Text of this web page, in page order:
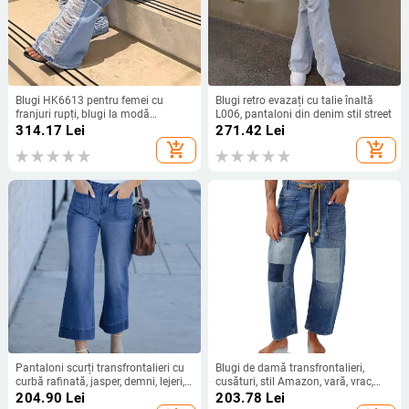
Blugi HK6613 pentru femei cu
franjuri rupți, blugi la modă
stradală
314.17 Lei
add_shopping_cart
Blugi retro evazați cu talie înaltă
L006, pantaloni din denim stil street
271.42 Lei
add_shopping_cart
Pantaloni scurți transfrontalieri cu
curbă rafinată, jasper, demni, lejeri,
slim, drepți, spălați, blugi, pantaloni
204.90 Lei
Blugi de damă transfrontalieri,
cusături, stil Amazon, vară, vrac,
drept, cu șnur, șiret, pantaloni cu
203.78 Lei